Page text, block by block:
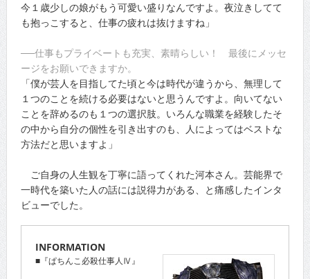
今１歳少しの娘がもう可愛い盛りなんですよ。夜泣きしてて
も抱っこすると、仕事の疲れは抜けますね」
──仕事もプライベートも充実、素晴らしい！ 最後にメッセ
ージをお願いできますか。
「僕が芸人を目指してた頃と今は時代が違うから、無理して
１つのことを続ける必要はないと思うんですよ。向いてない
ことを辞めるのも１つの選択肢。いろんな職業を経験したそ
の中から自分の個性を引き出すのも、人によってはベストな
方法だと思いますよ」
ご自身の人生観を丁寧に語ってくれた河本さん。芸能界で
一時代を築いた人の話には説得力がある、と痛感したインタ
ビューでした。
INFORMATION
■『ぱちんこ必殺仕事人Ⅳ』